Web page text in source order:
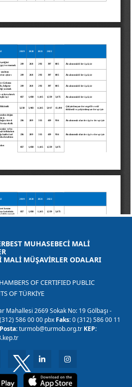
MUHASEBECİ MALİ
MALİ MÜŞAVİRLER ODALARI
OF CERTIFIED PUBLIC
OF TÜRKİYE
Mahallesi 2669 Sokak No: 19 Gölbaşı -
586 00 00 pbx Faks:0 (312) 586 00 11
turmob@turmob.org.tr KEP: